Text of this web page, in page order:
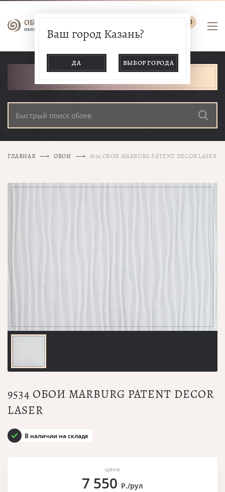
0
Ваш город Казань?
ДА ВЫБОР ГОРОДА
ГЛАВНАЯ ОБОИ 9534 ОБОИ MARBURG PATENT DECOR LASER
9534 ОБОИ MARBURG PATENT DECOR
LASER
В наличии на складе
цена
7 550 Р./рул